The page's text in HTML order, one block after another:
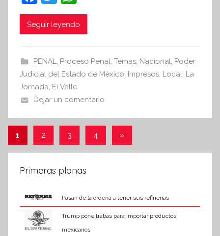
I
n
t
a
c
b
o
o
k
w
itt
h
at
A
p
p
Seguir leyendo
PENAL, Proceso Penal, Temas, Nacional, Poder
Judicial del Estado de México, Impresos, Local, La
Jornada, El Valle
Dejar un comentario
Paginación
de
entradas
1 2 3 4
Entradas
»
Primeras planas
Pasan de la ordeña a tener sus refinerías
Trump pone trabas para importar productos
mexicanos